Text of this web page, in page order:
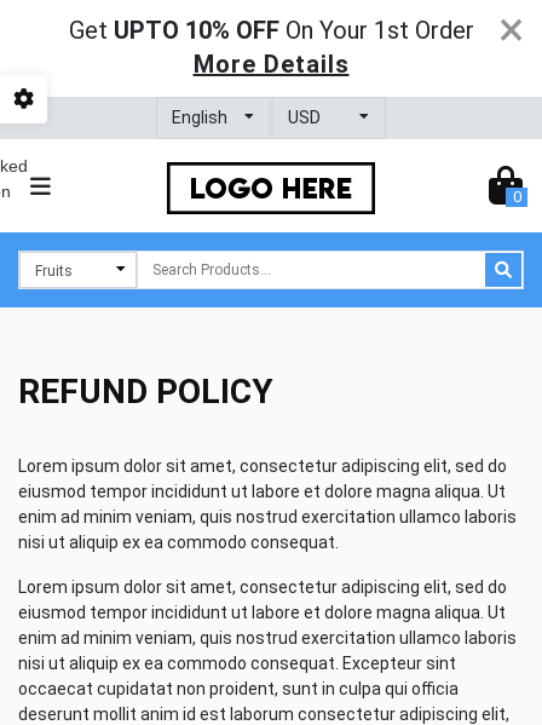
Get UPTO 10% OFF On Your 1st Order
More Details
×
0
REFUND POLICY
Lorem ipsum dolor sit amet, consectetur adipiscing elit, sed do
eiusmod tempor incididunt ut labore et dolore magna aliqua. Ut
enim ad minim veniam, quis nostrud exercitation ullamco laboris
nisi ut aliquip ex ea commodo consequat.
Lorem ipsum dolor sit amet, consectetur adipiscing elit, sed do
eiusmod tempor incididunt ut labore et dolore magna aliqua. Ut
enim ad minim veniam, quis nostrud exercitation ullamco laboris
nisi ut aliquip ex ea commodo consequat. Excepteur sint
occaecat cupidatat non proident, sunt in culpa qui officia
deserunt mollit anim id est laborum consectetur adipiscing elit,